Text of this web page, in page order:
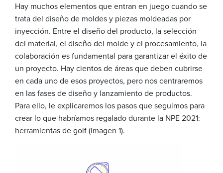
Hay muchos elementos que entran en juego cuando se
trata del diseño de moldes y piezas moldeadas por
inyección. Entre el diseño del producto, la selección
del material, el diseño del molde y el procesamiento, la
colaboración es fundamental para garantizar el éxito de
un proyecto. Hay cientos de áreas que deben cubrirse
en cada uno de esos proyectos, pero nos centraremos
en las fases de diseño y lanzamiento de productos.
Para ello, le explicaremos los pasos que seguimos para
crear lo que habríamos regalado durante la NPE 2021:
herramientas de golf (imagen 1).